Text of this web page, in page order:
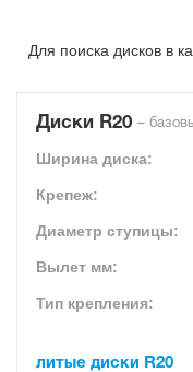
Для поиска дисков в
Диски R20 –
литые диски R20